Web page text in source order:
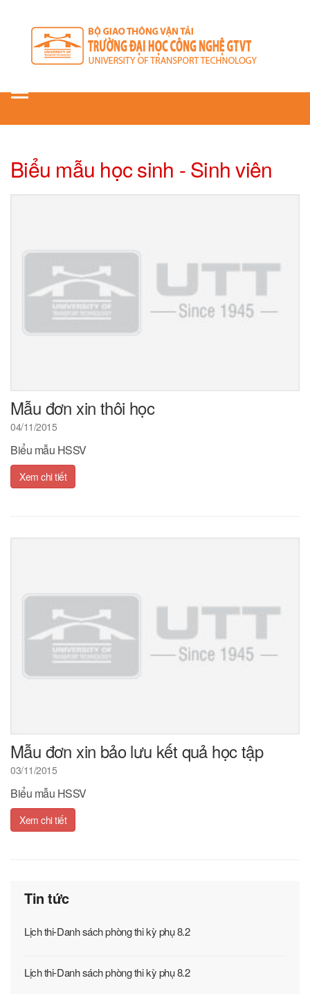
Toggle
Biểu mẫu học sinh - Sinh viên
Mẫu đơn xin thôi học
04/11/2015
Biểu mẫu HSSV
Xem chi tiết
Mẫu đơn xin bảo lưu kết quả học tập
03/11/2015
Biểu mẫu HSSV
Xem chi tiết
Tin tức
Lịch thi-Danh sách phòng thi kỳ phụ 8.2
Lịch thi-Danh sách phòng thi kỳ phụ 8.2